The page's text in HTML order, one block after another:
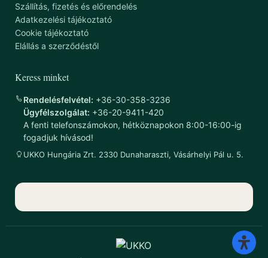
Szállítás, fizetés és előrendelés
Adatkezelési tájékoztató
Cookie tájékoztató
Elállás a szerződéstől
Keress minket
Rendelésfelvétel: +36-30-358-3236
Ügyfélszolgálat: +36-20-9411-420
A fenti telefonszámokon, hétköznapokon 8:00-16:00-ig
fogadjuk hívásod!
UKKO Hungária Zrt. 2330 Dunaharaszti, Vásárhelyi Pál u. 5.